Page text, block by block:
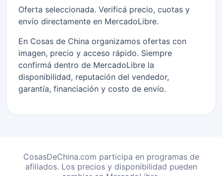
Oferta seleccionada. Verificá precio, cuotas y
envío directamente en MercadoLibre.
En Cosas de China organizamos ofertas con
imagen, precio y acceso rápido. Siempre
confirmá dentro de MercadoLibre la
disponibilidad, reputación del vendedor,
garantía, financiación y costo de envío.
CosasDeChina.com participa en programas de
afiliados. Los precios y disponibilidad pueden